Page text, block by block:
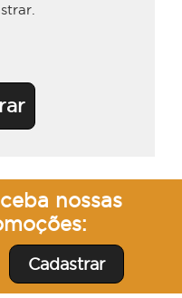
nossas